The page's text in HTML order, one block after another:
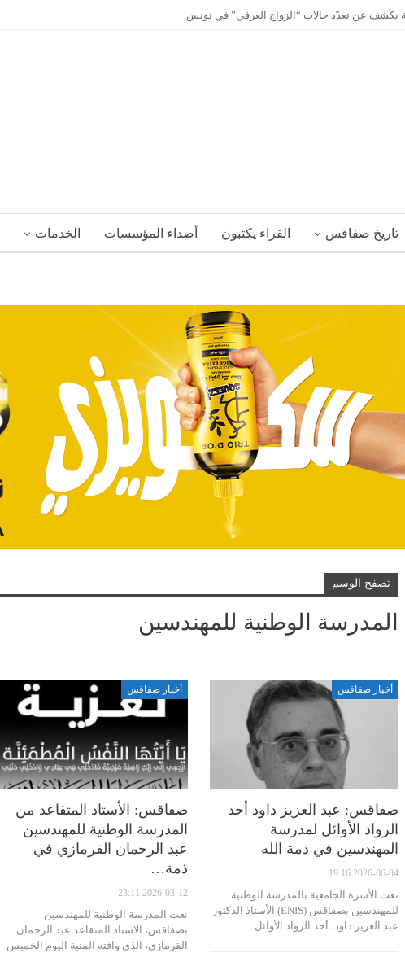
يكشف عن تعدّد حالات “الزواج العرفي” في تونس
تاريخ صفاقس القراء يكتبون أصداء المؤسسات الخدمات
تصفح الوسم
المدرسة الوطنية للمهندسين
أخبار صفاقس
صفاقس: عبد العزيز داود أحد
الرواد الأوائل لمدرسة
المهندسين في ذمة الله
2026-06-04 19:16
نعت الأسرة الجامعية بالمدرسة الوطنية
للمهندسين بصفاقس (ENIS) الأستاذ الدكتور
عبد العزيز داود، أحد الرواد الأوائل…
أخبار صفاقس
صفاقس: الأستاذ المتقاعد من
المدرسة الوطنية للمهندسين
عبد الرحمان القرمازي في
ذمة…
2026-03-12 23:11
نعت المدرسة الوطنية للمهندسين
بصفاقس، الاستاذ المتقاعد عبد الرحمان
القرمازي، الذي وافته المنية اليوم الخميس